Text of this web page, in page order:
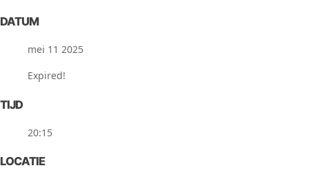
DATUM
mei 11 2025
Expired!
TIJD
20:15
LOCATIE